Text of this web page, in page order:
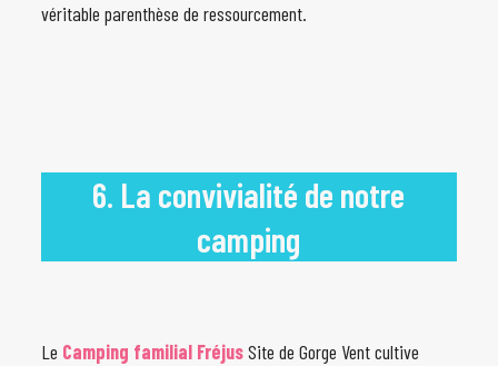
véritable parenthèse de ressourcement.
6. La convivialité de notre
camping
Le Camping familial FréjusSite de Gorge Vent cultive